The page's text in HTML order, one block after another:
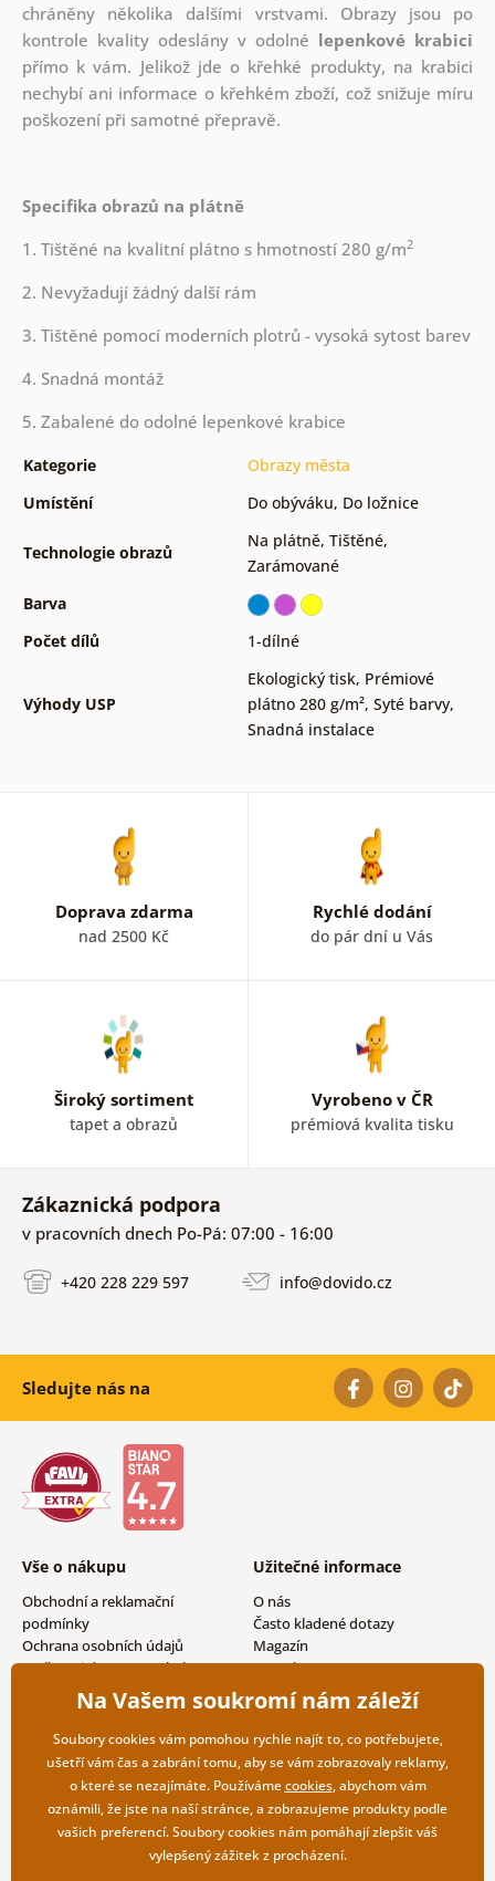
chráněny několika dalšími vrstvami. Obrazy jsou po
kontrole kvality odeslány v odolné lepenkové krabici
přímo k vám. Jelikož jde o křehké produkty, na krabici
nechybí ani informace o křehkém zboží, což snižuje míru
poškození při samotné přepravě.
Specifika obrazů na plátně
1. Tištěné na kvalitní plátno s hmotností 280 g/m2
2. Nevyžadují žádný další rám
3. Tištěné pomocí moderních plotrů - vysoká sytost barev
4. Snadná montáž
5. Zabalené do odolné lepenkové krabice
Kategorie
Obrazy města
Umístění
Do obýváku, Do ložnice
Technologie obrazů
Na plátně, Tištěné,
Zarámované
Barva
Počet dílů
1-dílné
Výhody USP
Ekologický tisk, Prémiové
plátno 280 g/m², Syté barvy,
Snadná instalace
Doprava zdarma
nad 2500 Kč
Rychlé dodání
do pár dní u Vás
Široký sortiment
tapet a obrazů
Vyrobeno v ČR
prémiová kvalita tisku
Zákaznická podpora
v pracovních dnech Po-Pá: 07:00 - 16:00
+420 228 229 597 info@dovido.cz
Sledujte nás na
Vše o nákupu
Obchodní a reklamační
podmínky
Ochrana osobních údajů
Možnosti dopravy a platby
Vrácení zboží
Užitečné informace
O nás
Často kladené dotazy
Magazín
Kontakty
Velkoobchodní spolupráce
Na Vašem soukromí nám záleží
Soubory cookies vám pomohou rychle najít to, co potřebujete,
ušetří vám čas a zabrání tomu, aby se vám zobrazovaly reklamy,
o které se nezajímáte. Používámecookies, abychom vám
oznámili, že jste na naší stránce, a zobrazujeme produkty podle
vašich preferencí. Soubory cookies nám pomáhají zlepšit váš
vylepšený zážitek z procházení.